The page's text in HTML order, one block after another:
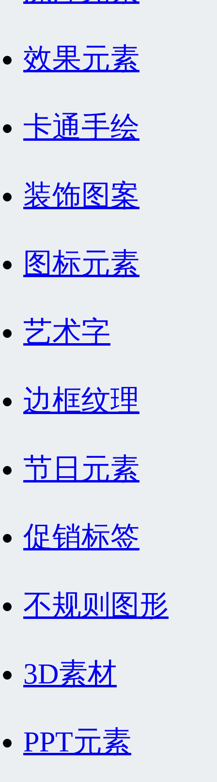
效果元素
卡通手绘
装饰图案
图标元素
艺术字
边框纹理
节日元素
促销标签
不规则图形
3D素材
PPT元素